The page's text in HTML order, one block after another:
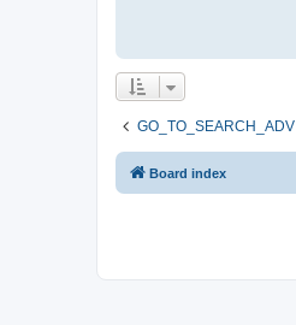
GO_TO_SEARCH_ADV
Board index